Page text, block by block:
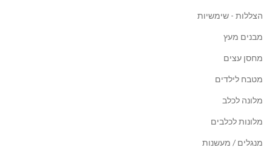
הצללות - שימשיות
מבנים מעץ
מחסן עצים
מטבח לילדים
מלונה לכלב
מלונות לכלבים
מנגלים / מעשנות